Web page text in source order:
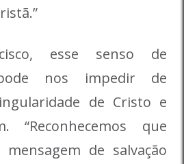
esse senso de
nos impedir de
de Cristo e
“Reconhecemos que
de salvação